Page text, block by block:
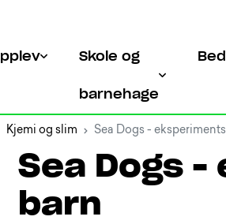
Skole og
barnehage
Kjemi og slim Sea Dogs -
Sea Dogs
barn